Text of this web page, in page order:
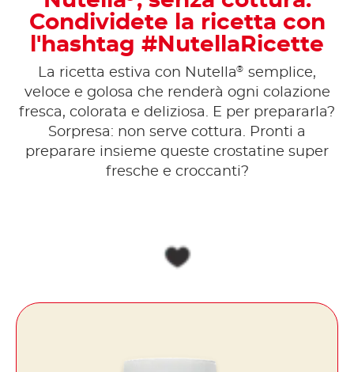
Condividete la ricetta con
l'hashtag #NutellaRicette
La ricetta estiva con Nutella® semplice,
veloce e golosa che renderà ogni colazione
fresca, colorata e deliziosa. E per prepararla?
Sorpresa: non serve cottura. Pronti a
preparare insieme queste crostatine super
fresche e croccanti?